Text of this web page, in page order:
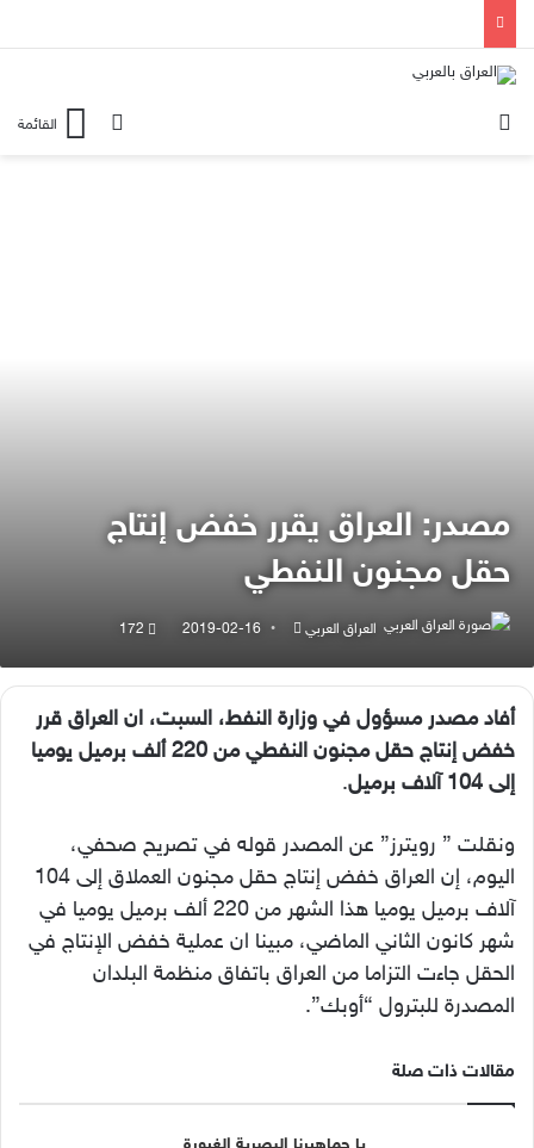
القائمةبحث عن
مصدر: العراق يقرر خفض إنتاج
حقل مجنون النفطي
العراق العربي
أرسل
إلكترونيا
2019-02-16
172
أفاد مصدر مسؤول في وزارة النفط، السبت، ان العراق قرر
خفض إنتاج حقل مجنون النفطي من 220 ألف برميل يوميا
إلى 104 آلاف برميل
.
ونقلت ” رويترز” عن المصدر قوله في تصريح صحفي،
اليوم، إن العراق خفض إنتاج حقل مجنون العملاق إلى 104
آلاف برميل يوميا هذا الشهر من 220 ألف برميل يوميا في
شهر كانون الثاني الماضي، مبينا ان عملية خفض الإنتاج في
الحقل جاءت التزاما من العراق باتفاق منظمة البلدان
المصدرة للبترول “أوبك”.
مقالات ذات صلة